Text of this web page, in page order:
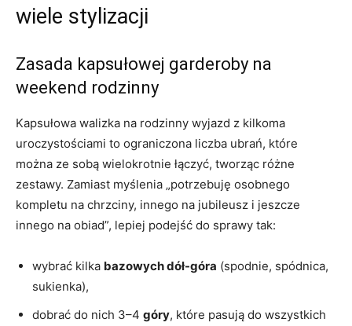
wiele stylizacji
Zasada kapsułowej garderoby na
weekend rodzinny
Kapsułowa walizka na rodzinny wyjazd z kilkoma
uroczystościami to ograniczona liczba ubrań, które
można ze sobą wielokrotnie łączyć, tworząc różne
zestawy. Zamiast myślenia „potrzebuję osobnego
kompletu na chrzciny, innego na jubileusz i jeszcze
innego na obiad”, lepiej podejść do sprawy tak:
wybrać kilka bazowych dół-góra (spodnie, spódnica,
sukienka),
dobrać do nich 3–4 góry, które pasują do wszystkich